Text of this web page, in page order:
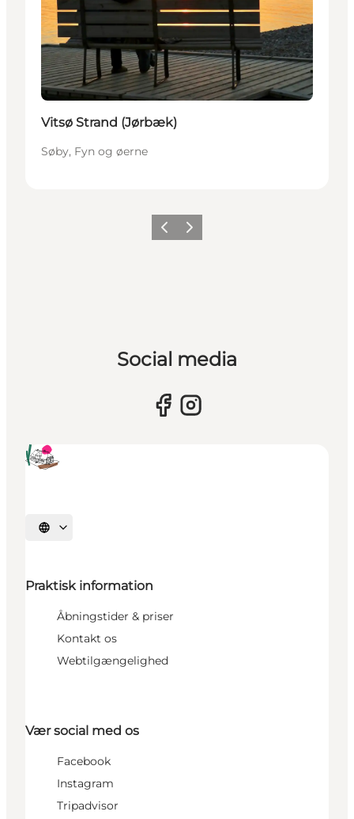
Vitsø Strand (Jørbæk)
Søby, Fyn og øerne
ForrigeNæste
Social media
Vælg sprog
Praktisk information
Åbningstider & priser
Kontakt os
Webtilgængelighed
Vær social med os
Facebook
Instagram
Tripadvisor